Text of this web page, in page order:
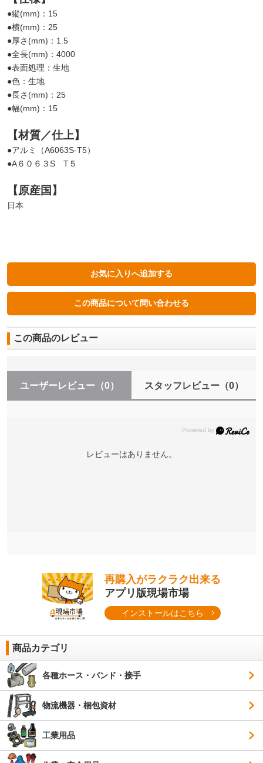
●縦(mm)：15
●横(mm)：25
●厚さ(mm)：1.5
●全長(mm)：4000
●表面処理：生地
●色：生地
●長さ(mm)：25
●幅(mm)：15
【材質／仕上】
●アルミ（A6063S-T5）
●A６０６３S T５
【原産国】
日本
この商品のレビュー
ユーザーレビュー （0） スタッフレビュー（0）
レビューはありません。
再購入がラクラク出来る
アプリ版現場市場
インストールはこちら
商品カテゴリ
各種ホース・バンド・接手
物流機器・梱包資材
工業用品